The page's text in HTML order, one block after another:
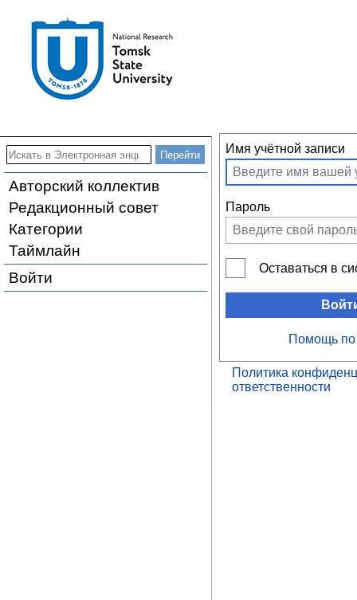
Авторский коллектив
Редакционный совет
Категории
Таймлайн
Войти
Имя учётной записи
Пароль
Оставаться в
Помощь по
Политика
ответственности